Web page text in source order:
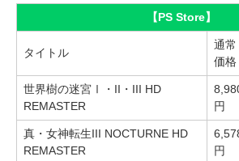
【PS Store】
タイトル
通常
価格
世界樹の迷宮Ⅰ・II・III HD
REMASTER
円
真・女神転生III NOCTURNE HD
REMASTER
円